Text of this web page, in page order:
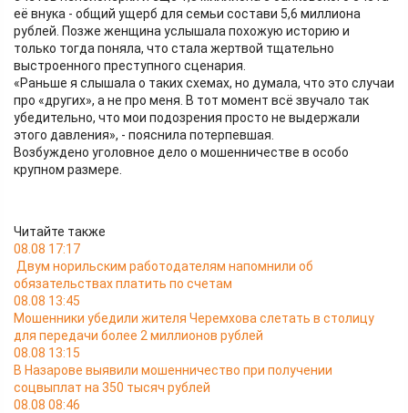
её внука - общий ущерб для семьи состави 5,6 миллиона
рублей. Позже женщина услышала похожую историю и
только тогда поняла, что стала жертвой тщательно
выстроенного преступного сценария.
«Раньше я слышала о таких схемах, но думала, что это случаи
про «других», а не про меня. В тот момент всё звучало так
убедительно, что мои подозрения просто не выдержали
этого давления», - пояснила потерпевшая.
Возбуждено уголовное дело о мошенничестве в особо
крупном размере.
Читайте также
08.08 17:17
Двум норильским работодателям напомнили об
обязательствах платить по счетам
08.08 13:45
Мошенники убедили жителя Черемхова слетать в столицу
для передачи более 2 миллионов рублей
08.08 13:15
В Назарове выявили мошенничество при получении
соцвыплат на 350 тысяч рублей
08.08 08:46